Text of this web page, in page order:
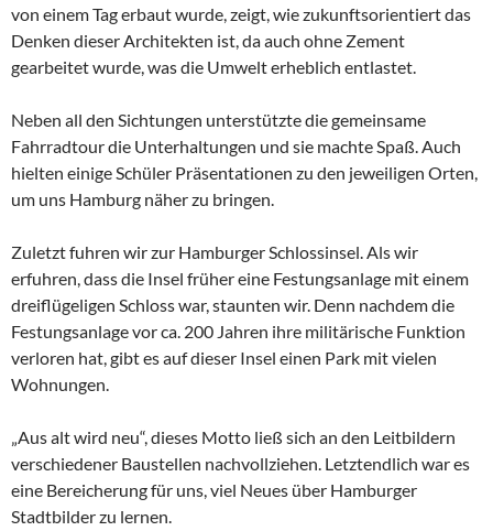
von einem Tag erbaut wurde, zeigt, wie zukunftsorientiert das
Denken dieser Architekten ist, da auch ohne Zement
gearbeitet wurde, was die Umwelt erheblich entlastet.
Neben all den Sichtungen unterstützte die gemeinsame
Fahrradtour die Unterhaltungen und sie machte Spaß. Auch
hielten einige Schüler Präsentationen zu den jeweiligen Orten,
um uns Hamburg näher zu bringen.
Zuletzt fuhren wir zur Hamburger Schlossinsel. Als wir
erfuhren, dass die Insel früher eine Festungsanlage mit einem
dreiflügeligen Schloss war, staunten wir. Denn nachdem die
Festungsanlage vor ca. 200 Jahren ihre militärische Funktion
verloren hat, gibt es auf dieser Insel einen Park mit vielen
Wohnungen.
„Aus alt wird neu“, dieses Motto ließ sich an den Leitbildern
verschiedener Baustellen nachvollziehen. Letztendlich war es
eine Bereicherung für uns, viel Neues über Hamburger
Stadtbilder zu lernen.